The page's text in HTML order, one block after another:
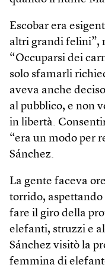
Escobar era
altri grandi felini”,
“Occuparsi dei
solo sfamarli
aveva anche
al pubblico, e non
in libertà.
“era un modo per
Sánchez.
La gente faceva
torrido,
fare il giro della
elefanti, struzzi e
Sánchez visitò la
femmina di